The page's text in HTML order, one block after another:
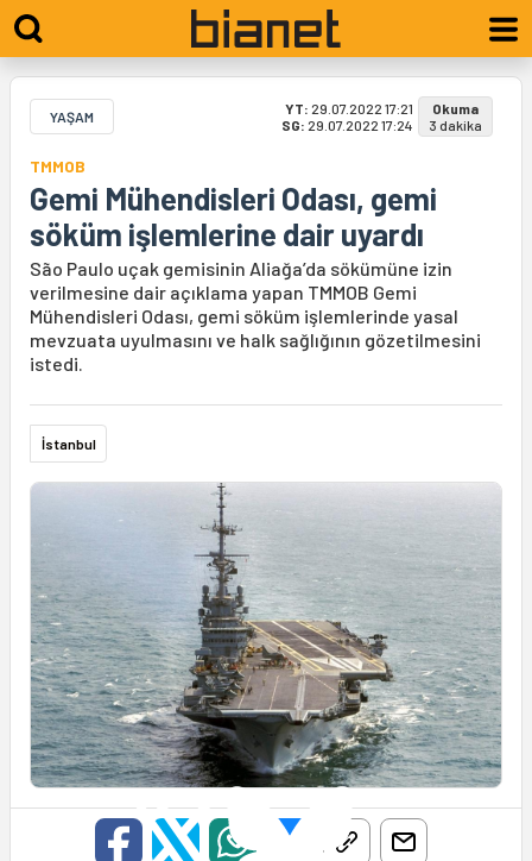
YAŞAM YT: 29.07.2022 17:21
SG: 29.07.2022 17:24
Okuma
3 dakika
TMMOB
Gemi Mühendisleri Odası, gemi
söküm işlemlerine dair uyardı
São Paulo uçak gemisinin Aliağa’da sökümüne izin
verilmesine dair açıklama yapan TMMOB Gemi
Mühendisleri Odası, gemi söküm işlemlerinde yasal
mevzuata uyulmasını ve halk sağlığının gözetilmesini
istedi.
İstanbul